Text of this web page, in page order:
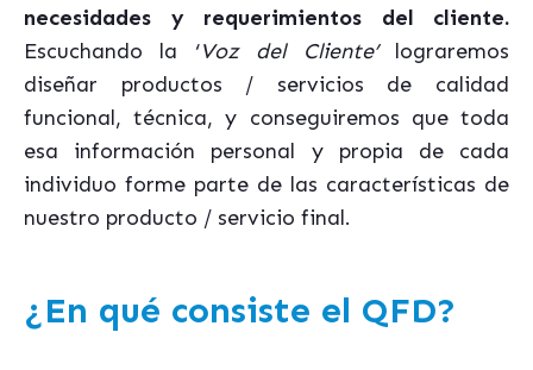
necesidades y requerimientos del cliente.
Escuchando la ‘Voz del Cliente’ lograremos
diseñar productos / servicios de calidad
funcional, técnica, y conseguiremos que toda
esa información personal y propia de cada
individuo forme parte de las características de
nuestro producto / servicio final.
¿En qué consiste el QFD?